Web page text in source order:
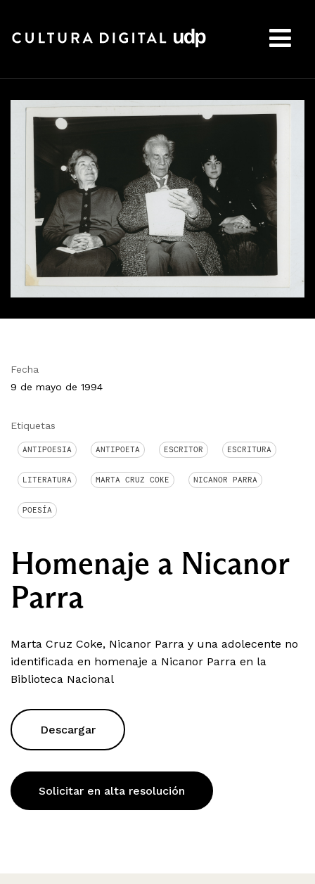
Fecha
9 de mayo de 1994
Etiquetas
ANTIPOESIA ANTIPOETA ESCRITOR ESCRITURA
LITERATURA MARTA CRUZ COKE NICANOR PARRA
POESÍA
Homenaje a Nicanor
Parra
Marta Cruz Coke, Nicanor Parra y una adolecente no
identificada en homenaje a Nicanor Parra en la
Biblioteca Nacional
Descargar
Solicitar en alta resolución